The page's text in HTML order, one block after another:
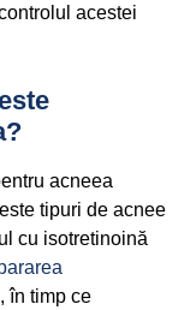
acestei
acneea
tipuri de acnee
cu isotretinoină
în timp ce